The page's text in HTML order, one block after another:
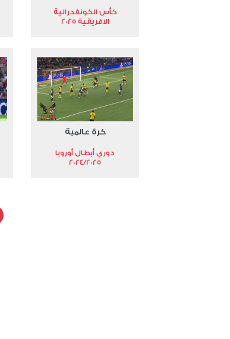
كأس الكونفدرالية
الافريقية 2025
كرة عالمية
دوري أبطال أوروبا
2024/2025